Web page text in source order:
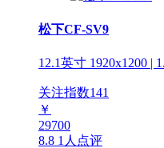
松下CF-SV9
12.1英寸 1920x1200 |
关注指数141
￥
29700
8.8 1人点评